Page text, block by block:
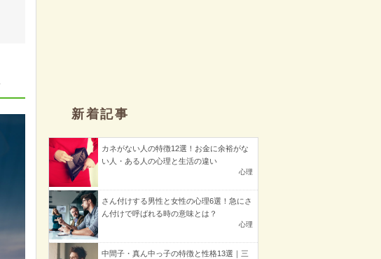
新着記事
カネがない人の特徴12選！お金に余裕がな
い人・ある人の心理と生活の違い
心理
さん付けする男性と女性の心理6選！急にさ
ん付けで呼ばれる時の意味とは？
心理
中間子・真ん中っ子の特徴と性格13選｜三